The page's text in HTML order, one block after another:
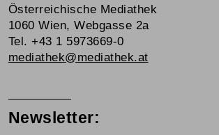
Österreichische Mediathek
1060 Wien, Webgasse 2a
Tel. +43 1 5973669-0
mediathek@mediathek.at
Newsletter: